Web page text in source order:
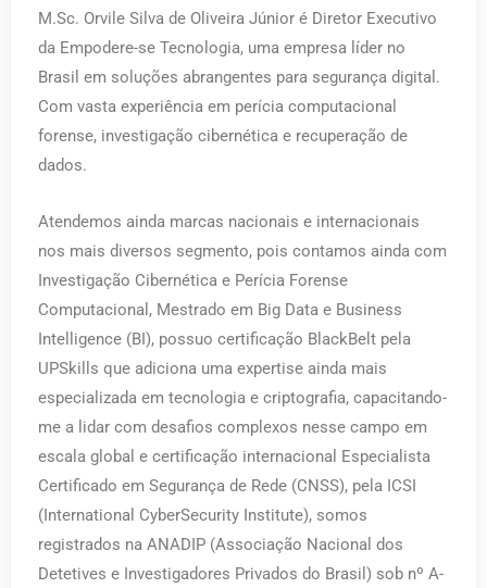
M.Sc. Orvile Silva de Oliveira Júnior é Diretor Executivo
da Empodere-se Tecnologia, uma empresa líder no
Brasil em soluções abrangentes para segurança digital.
Com vasta experiência em perícia computacional
forense, investigação cibernética e recuperação de
dados.
Atendemos ainda marcas nacionais e internacionais
nos mais diversos segmento, pois contamos ainda com
Investigação Cibernética e Perícia Forense
Computacional, Mestrado em Big Data e Business
Intelligence (BI), possuo certificação BlackBelt pela
UPSkills que adiciona uma expertise ainda mais
especializada em tecnologia e criptografia, capacitando-
me a lidar com desafios complexos nesse campo em
escala global e certificação internacional Especialista
Certificado em Segurança de Rede (CNSS), pela ICSI
(International CyberSecurity Institute), somos
registrados na ANADIP (Associação Nacional dos
Detetives e Investigadores Privados do Brasil) sob nº A-